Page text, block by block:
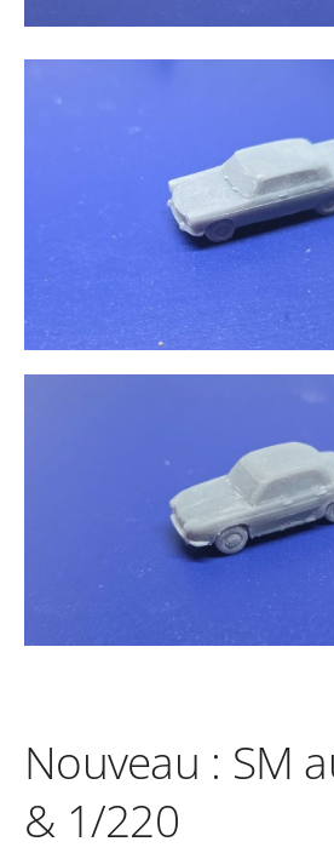
Nouveau : SM
& 1/220